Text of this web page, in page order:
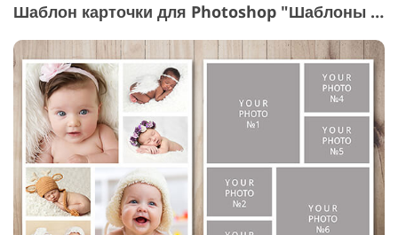
Шаблон карточки для Photoshop "Шаблоны коллажей"